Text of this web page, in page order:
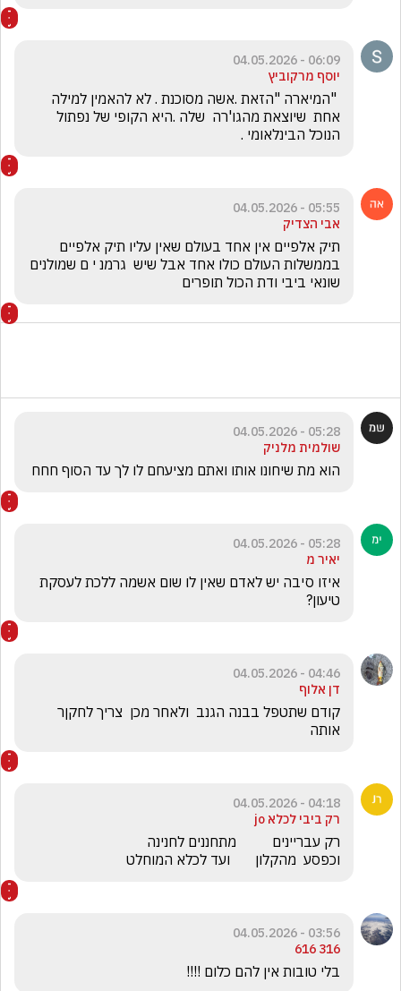
06:09 - 04.05.2026
יוסף מרקוביץ
הנוכל הבינלאומי .
05:55 - 04.05.2026
אבי הצדיק
שונאי ביבי ודת הכול תופרים
05:28 - 04.05.2026
שולמית מלניק
הוא מת שיחונו אותו ואתם מציעחם לו לך עד הסוף חחח
05:28 - 04.05.2026
יאיר מ
טיעון?
04:46 - 04.05.2026
דן אלוף
אותה
04:18 - 04.05.2026
רק ביבי לכלא jo
וכפסע  מהקלון       ועד לכלא המוחלט
03:56 - 04.05.2026
316 616
בלי טובות אין להם כלום !!!!